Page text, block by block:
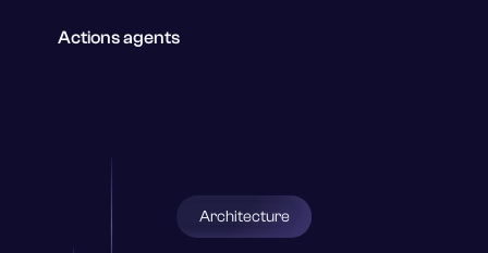
Actions agents
Architecture